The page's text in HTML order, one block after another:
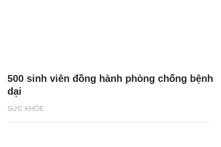
SỨC KHỎE
500 sinh viên đồng hành phòng chống bệnh
dại